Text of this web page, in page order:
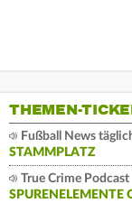
THEMEN-
Fußball News
STAMMPLATZ
True Crime Podcast
SPURENELEMENTE